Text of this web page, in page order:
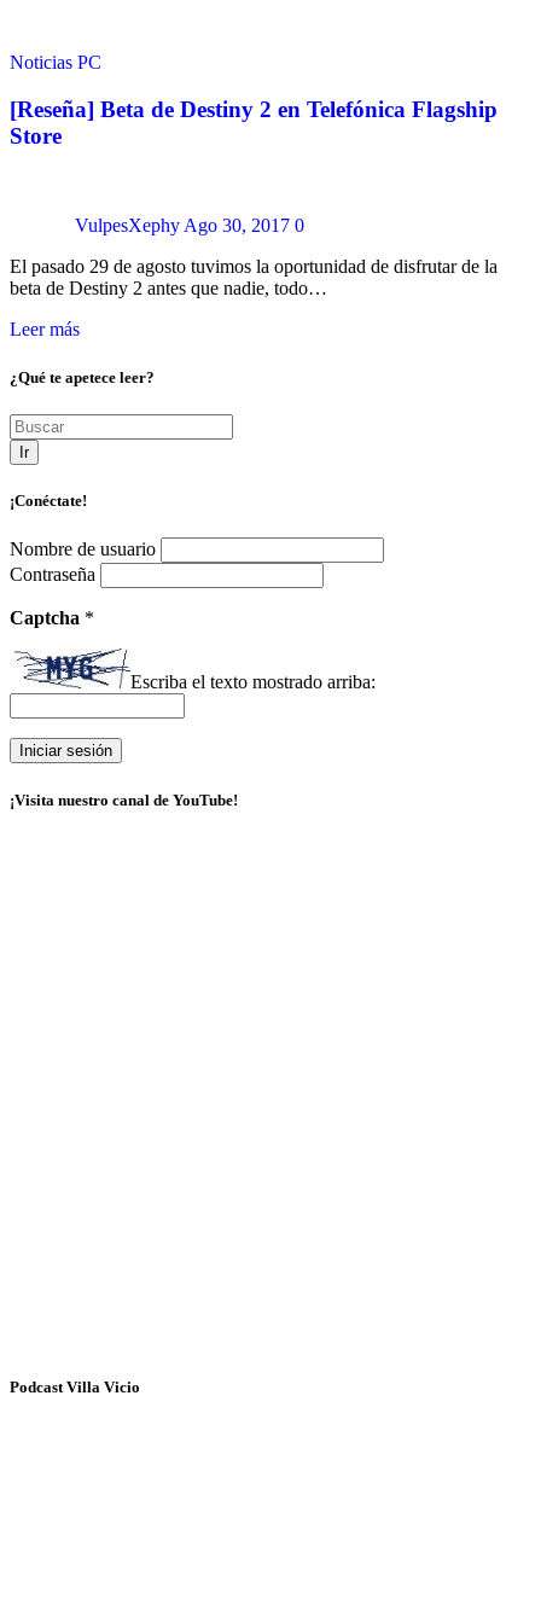
Noticias PC
[Reseña] Beta de Destiny 2 en Telefónica Flagship
Store
VulpesXephyAgo 30, 2017 0
El pasado 29 de agosto tuvimos la oportunidad de disfrutar de la
beta de Destiny 2 antes que nadie, todo…
Leer más
¿Qué te apetece leer?
Ir
¡Conéctate!
Nombre de usuario
Contraseña
Captcha *
Escriba el texto mostrado arriba:
¡Visita nuestro canal de YouTube!
Podcast Villa Vicio